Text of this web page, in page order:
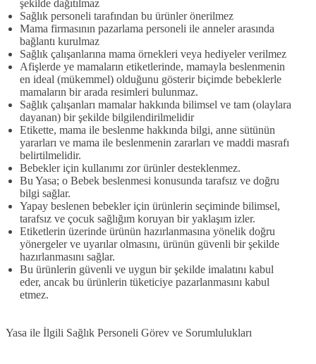
şekilde dağıtılmaz
Sağlık personeli tarafından bu ürünler önerilmez
Mama firmasının pazarlama personeli ile anneler arasında
bağlantı kurulmaz
Sağlık çalışanlarına mama örnekleri veya hediyeler verilmez
Afişlerde ye mamaların etiketlerinde, mamayla beslenmenin
en ideal (mükemmel) olduğunu gösterir biçimde bebeklerle
mamaların bir arada resimleri bulunmaz.
Sağlık çalışanları mamalar hakkında bilimsel ve tam (olaylara
dayanan) bir şekilde bilgilendirilmelidir
Etikette, mama ile beslenme hakkında bilgi, anne sütünün
yararları ve mama ile beslenmenin zararları ve maddi masrafı
belirtilmelidir.
Bebekler için kullanımı zor ürünler desteklenmez.
Bu Yasa; o Bebek beslenmesi konusunda tarafsız ve doğru
bilgi sağlar.
Yapay beslenen bebekler için ürünlerin seçiminde bilimsel,
tarafsız ve çocuk sağlığım koruyan bir yaklaşım izler.
Etiketlerin üzerinde ürünün hazırlanmasına yönelik doğru
yönergeler ve uyarılar olmasını, ürünün güvenli bir şekilde
hazırlanmasını sağlar.
Bu ürünlerin güvenli ve uygun bir şekilde imalatını kabul
eder, ancak bu ürünlerin tüketiciye pazarlanmasını kabul
etmez.
Yasa ile İlgili Sağlık Personeli Görev ve Sorumlulukları